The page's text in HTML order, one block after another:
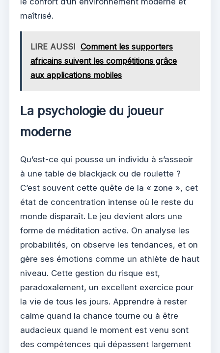
maîtrisé.
LIRE AUSSI Comment les supporters
africains suivent les compétitions grâce
aux applications mobiles
La psychologie du joueur
moderne
Qu’est-ce qui pousse un individu à s’asseoir
à une table de blackjack ou de roulette ?
C’est souvent cette quête de la « zone », cet
état de concentration intense où le reste du
monde disparaît. Le jeu devient alors une
forme de méditation active. On analyse les
probabilités, on observe les tendances, et on
gère ses émotions comme un athlète de haut
niveau. Cette gestion du risque est,
paradoxalement, un excellent exercice pour
la vie de tous les jours. Apprendre à rester
calme quand la chance tourne ou à être
audacieux quand le moment est venu sont
des compétences qui dépassent largement